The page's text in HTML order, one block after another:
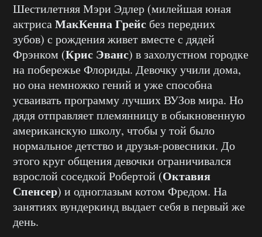
Шестилетняя Мэри Эдлер (милейшая юная
актрисаМакКенна Грейс без передних
зубов) с рождения живет вместе с дядей
Фрэнком (Крис Эванс) в захолустном городке
на побережье Флориды. Девочку учили дома,
но она немножко гений и уже способна
усваивать программу лучших ВУЗов мира. Но
дядя отправляет племянницу в обыкновенную
американскую школу, чтобы у той было
нормальное детство и друзья-ровесники. До
этого круг общения девочки ограничивался
взрослой соседкой Робертой (Октавия
Спенсер) и одноглазым котом Фредом. На
занятиях вундеркинд выдает себя в первый же
день.